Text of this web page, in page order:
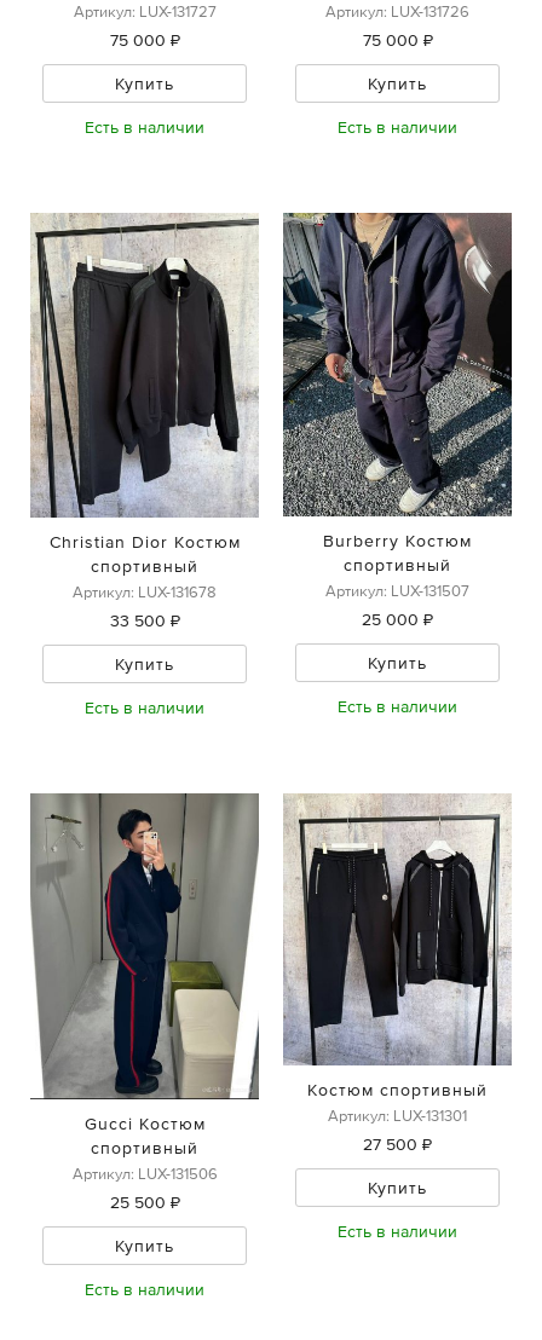
Артикул: LUX-131727
75 000 ₽
Купить
Есть в наличии
Артикул: LUX-131726
75 000 ₽
Купить
Есть в наличии
Christian Dior Костюм
спортивный
Артикул: LUX-131678
33 500 ₽
Купить
Есть в наличии
Burberry Костюм
спортивный
Артикул: LUX-131507
25 000 ₽
Купить
Есть в наличии
Gucci Костюм
спортивный
Артикул: LUX-131506
25 500 ₽
Купить
Есть в наличии
Костюм спортивный
Артикул: LUX-131301
27 500 ₽
Купить
Есть в наличии